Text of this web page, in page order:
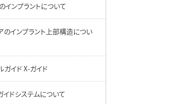
インプラントについて
のインプラント上部構造につい
ガイド X-ガイド
イドシステムについて